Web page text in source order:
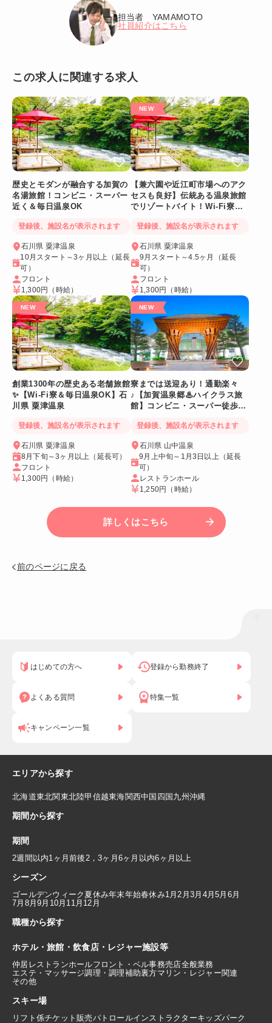
担当者 YAMAMOTO
社員紹介はこちら
この求人に関連する求人
歴史とモダンが融合する加賀の
名湯旅館！コンビニ・スーパー
近く＆毎日温泉OK
登録後、施設名が表示されます
石川県 粟津温泉
10月スタート～3ヶ月以上（延長
可）
フロント
1,300円
（時給）
【兼六園や近江町市場へのアク
セスも良好】伝統ある温泉旅館
でリゾートバイト！Wi-Fi寮＆
登録後、施設名が表示されます
石川県 粟津温泉
9月スタート～4.5ヶ月（延長
可）
フロント
1,300円
（時給）
創業1300年の歴史ある老舗旅館
✨【Wi-Fi寮＆毎日温泉OK】石
川県 粟津温泉
登録後、施設名が表示されます
石川県 粟津温泉
8月下旬～3ヶ月以上（延長可）
フロント
1,300円 （時給）
寮までは送迎あり！通勤楽々
♪【加賀温泉郷♨ハイクラス旅
館】コンビニ・スーパー徒歩圏
登録後、施設名が表示されます
石川県 山中温泉
9月上中旬～1月3日以上（延長
可）
レストランホール
1,250円 （時給）
詳しくはこちら
前のページに戻る
はじめての方へ 登録から勤務終了
よくある質問 特集一覧
キャンペーン一覧
エリアから探す
北海道東北関東北陸甲信越東海関西中国 四国九州沖縄
期間から探す
期間
2週間以内1ヶ月前後 2，3ヶ月 6ヶ月以内6ヶ月以上
シーズン
ゴールデンウィーク 夏休み年末年始春休み1月 2月3月 4月5月 6月
7月 8月9月 10月 11月 12月
職種から探す
ホテル・旅館・飲食店・レジャー施設等
仲居 レストランホールフロント・ベル事務売店全般業務
エステ・マッサージ調理・調理補助裏方マリン・レジャー関連
その他
スキー場
リフト係チケット販売パトロールインストラクターキッズパーク